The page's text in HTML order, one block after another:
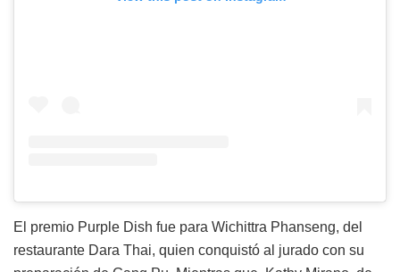
El premio Purple Dish fue para Wichittra Phanseng, del
restaurante Dara Thai, quien conquistó al jurado con su